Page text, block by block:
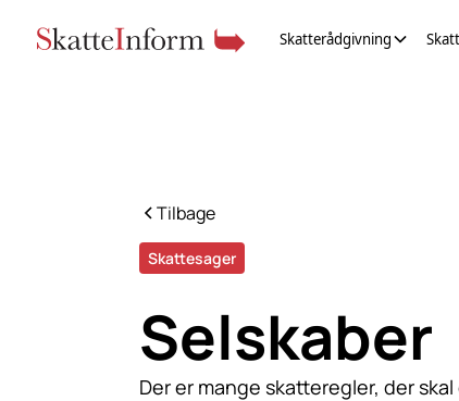
Skatterådgivning
Tilbage
Skattesager
Selskaber
Der er mange skatteregler, der